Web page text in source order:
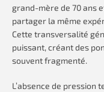
grand-mère de 70 ans
partager la même
Cette transversalité
puissant, créant des
souvent fragmenté.
L’absence de pression